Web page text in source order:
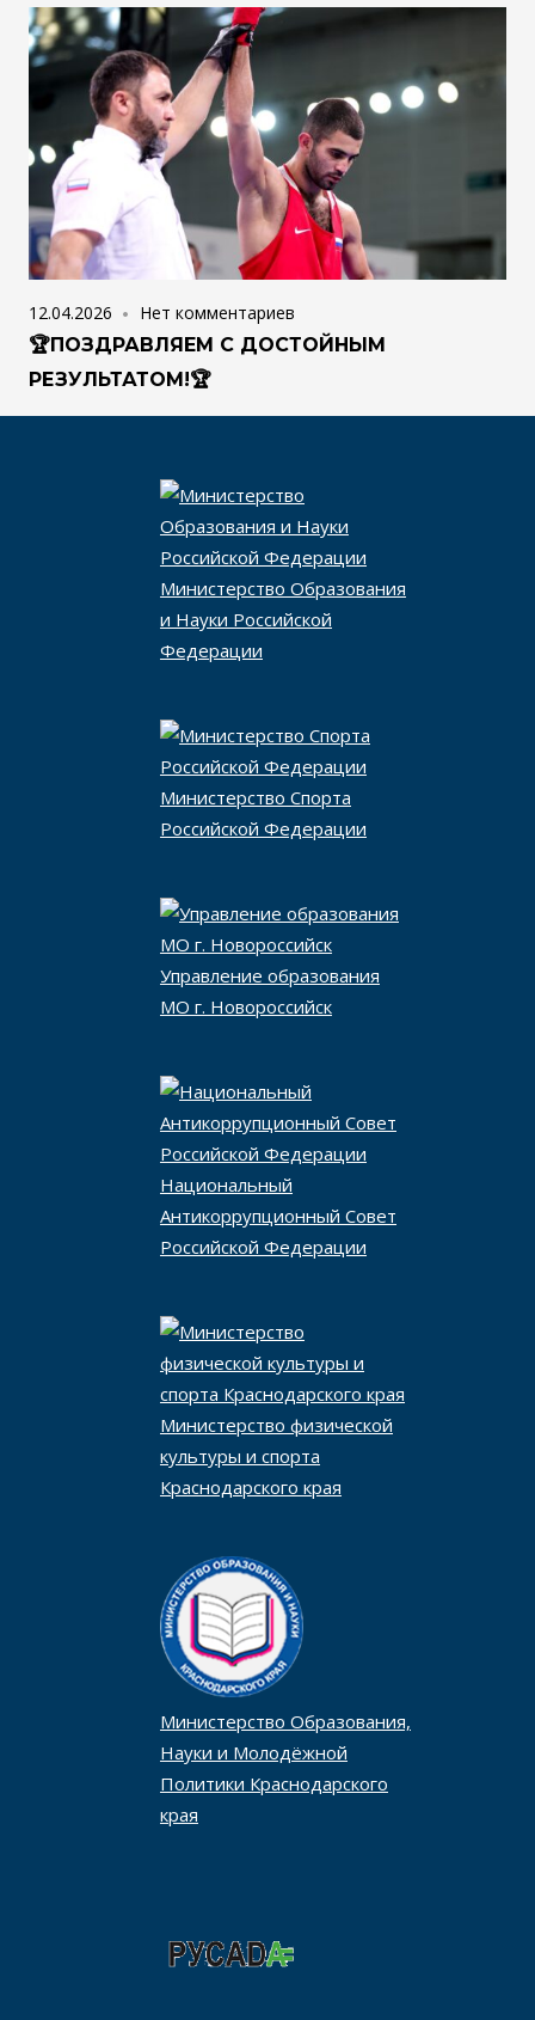
12.04.2026
Нет комментариев
🏆ПОЗДРАВЛЯЕМ С ДОСТОЙНЫМ
РЕЗУЛЬТАТОМ!🏆
Министерство Образования
и Науки Российской
Федерации
Министерство Спорта
Российской Федерации
Управление образования
МО г. Новороссийск
Национальный
Антикоррупционный Совет
Российской Федерации
Министерство физической
культуры и спорта
Краснодарского края
Министерство Образования,
Науки и Молодёжной
Политики Краснодарского
края